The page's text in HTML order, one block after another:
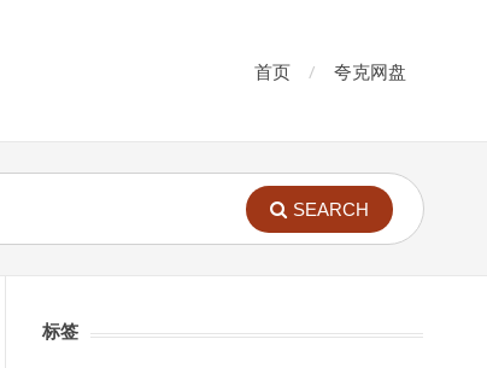
首页 夸克网盘
SEARCH
标签